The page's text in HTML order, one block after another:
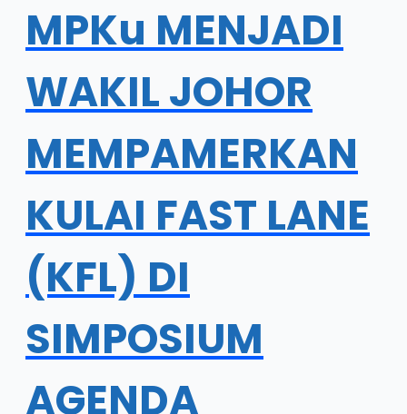
MPKu MENJADI
WAKIL JOHOR
MEMPAMERKAN
KULAI FAST LANE
(KFL) DI
SIMPOSIUM
AGENDA